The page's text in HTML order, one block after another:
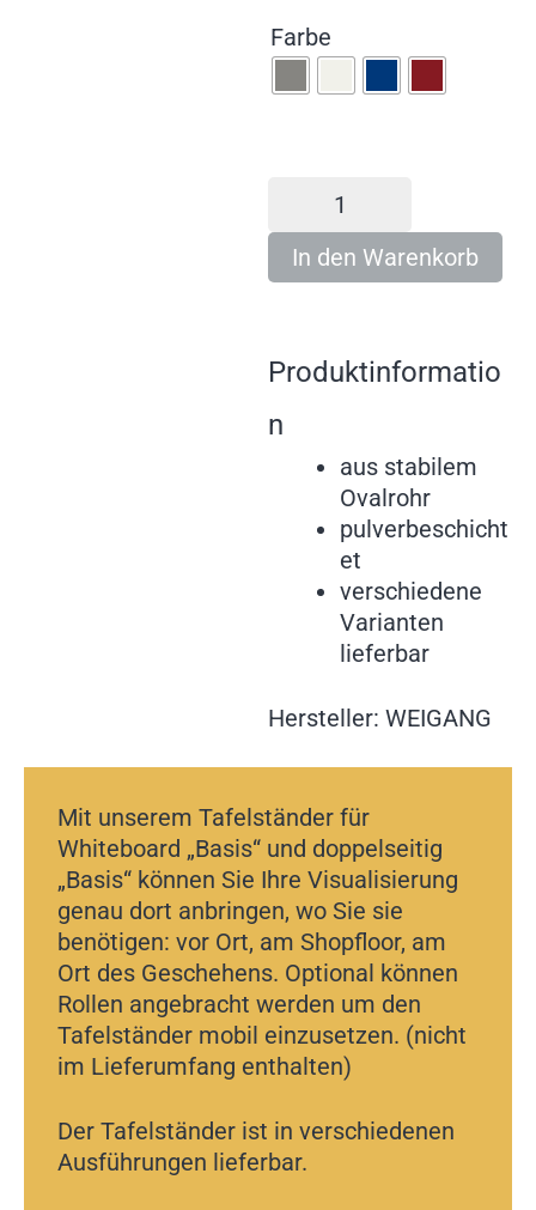
Farbe
In den Warenkorb
Produktinformatio
n
aus stabilem
Ovalrohr
pulverbeschicht
et
verschiedene
Varianten
lieferbar
Hersteller: WEIGANG
Mit unserem Tafelständer für
Whiteboard „Basis“ und doppelseitig
„Basis“ können Sie Ihre Visualisierung
genau dort anbringen, wo Sie sie
benötigen: vor Ort, am Shopfloor, am
Ort des Geschehens. Optional können
Rollen angebracht werden um den
Tafelständer mobil einzusetzen. (nicht
im Lieferumfang enthalten)
Der Tafelständer ist in verschiedenen
Ausführungen lieferbar.